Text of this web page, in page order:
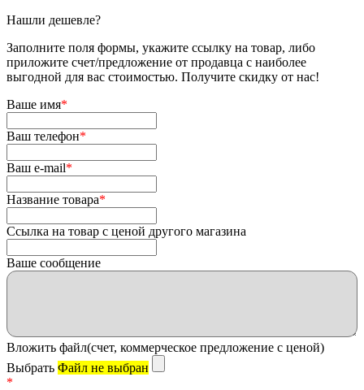
Нашли дешевле?
Заполните поля формы, укажите ссылку на товар, либо
приложите счет/предложение от продавца с наиболее
выгодной для вас стоимостью. Получите скидку от нас!
Ваше имя*
Ваш телефон*
Ваш e-mail*
Название товара*
Ссылка на товар с ценой другого магазина
Ваше сообщение
Вложить файл(счет, коммерческое предложение с ценой)
Выбрать Файл не выбран
*